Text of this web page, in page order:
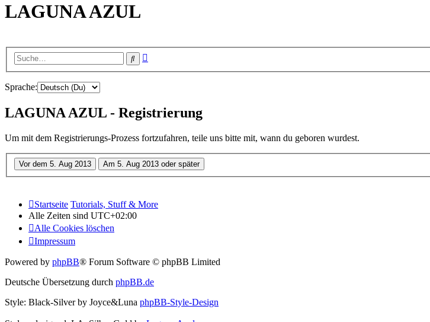
LAGUNA AZUL
Suche
Sprache:
LAGUNA AZUL - Registrierung
Um mit dem Registrierungs-Prozess fortzufahren, teile uns bitte mit, wann du geboren wurdest.
Startseite Tutorials, Stuff & More
Alle Zeiten sind UTC+02:00
Alle Cookies löschen
Impressum
Powered by phpBB® Forum Software © phpBB Limited
Deutsche Übersetzung durch phpBB.de
Style: Black-Silver by Joyce&Luna phpBB-Style-Design